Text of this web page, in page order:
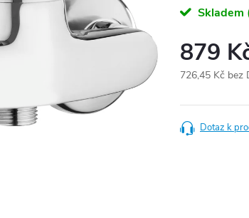
Skladem
879
726,45 Kč bez
cena:
Dotaz k